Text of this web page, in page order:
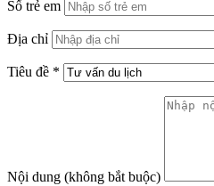
Số trẻ em
Địa chỉ
Tiêu đề *
Nội dung (không bắt buộc)